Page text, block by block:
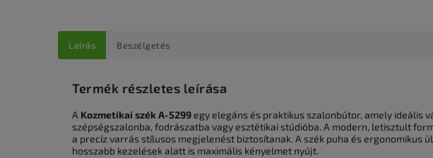
Leírás Beszélgetés
Termék részletes leírása
A Kozmetikai szék A-5299egy elegáns és praktikus szalonbútor, amely ideális
szépségszalonba, fodrászatba vagy esztétikai stúdióba. A modern, letisztult
a precíz varrás stílusos megjelenést biztosítanak. A szék puha és ergonomikus
hosszabb kezelések alatt is maximális kényelmet nyújt.